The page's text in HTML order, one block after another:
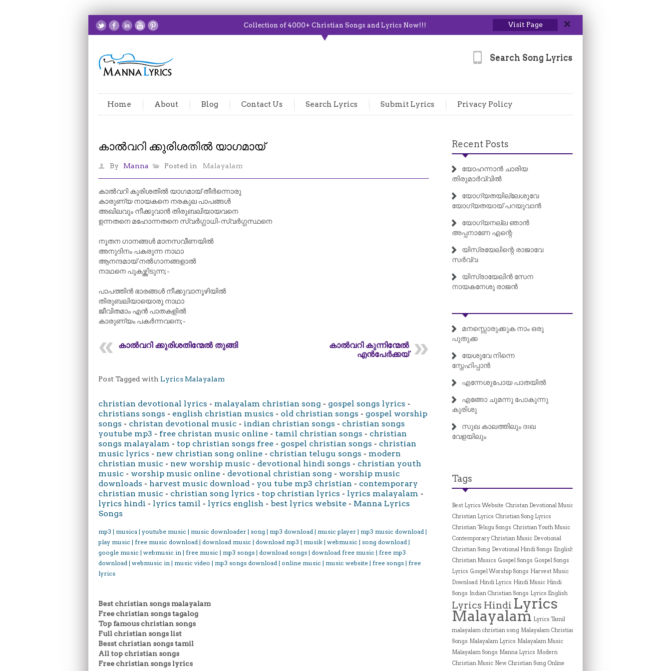
Collection of 4000+ Christian Songs and Lyrics Now!!! Visit Page
Search Song Lyrics
Home About Blog Contact Us Search Lyrics Submit Lyrics Privacy Policy
കാൽവറി ക്കുരിശതിൽ യാഗമായ്
By Manna Posted in Malayalam
കാൽവറി കുരിശതിൽ യാഗമായ് തീർന്നൊരു
കാരുണ്യ നായകനെ നരകുല പാപങ്ങൾ
അഖിലവും നീക്കുവാൻ തിരുബലിയായവനെ
ഉന്നതനെ മഹോന്നതനെ സ്വർഗ്ഗാധി-സ്വർഗ്ഗസ്ഥനെ
നൂതന ഗാനങ്ങൾ മാനസവീണയിൽ
അനുദിനം പകരുന്ന നാഥാ
ആനന്ദമായ് നൽഗാനങ്ങളാൽ
നാഥനെ പുകഴ്ത്തിടുന്ന;-
പാപത്തിൻ ഭാരങ്ങൾ നീക്കുവാനൂഴിയിൽ
തിരുബലിയായൊരു നാഥാ
ജീവിതമാം എൻ പാതകളിൽ
കാരുണ്യം പകർന്നവനെ;-
കാൽവറി ക്കുരിശതിന്മേൽ തുങ്ങി
കാൽവറി കുന്നിന്മേൽ
എൻപേർക്കയ്
Post Tagged with Lyrics Malayalam
christian devotional lyrics - malayalam christian song - gospel songs lyrics -
christians songs - english christian musics - old christian songs - gospel worship
songs - christan devotional music - indian christian songs - christian songs
youtube mp3 - free christan music online - tamil christian songs - christian
songs malayalam - top christian songs free - gospel christian songs - christian
music lyrics - new christian song online - christian telugu songs - modern
christian music - new worship music - devotional hindi songs - christian youth
music - worship music online - devotional christian song - worship music
downloads - harvest music download - you tube mp3 christian - contemporary
christian music - christian song lyrics - top christian lyrics - lyrics malayalam -
lyrics hindi - lyrics tamil - lyrics english - best lyrics website - Manna Lyrics
Songs
mp3 | musica | youtube music | music downloader | song | mp3 download | music player | mp3 music download |
play music | free music download | download music | download mp3 | musik | webmusic | song download |
google music | webmusic in | free music | mp3 songs | download songs | download free music | free mp3
download | webmusic in | music video | mp3 songs download | online music | music website | free songs | free
lyrics
Best christian songs malayalam
Free christian songs tagalog
Top famous christian songs
Full christian songs list
Besst christian songs tamil
All top christian songs
Free christian songs lyrics
Recent Posts
യോഹന്നാൻ ചാരിയ
തിരുമാർവ്വിൽ
യോഗ്യതയില്ലേശുവേ
യോഗ്യതയായ് പറയുവാൻ
യോഗ്യനല്ല ഞാൻ
അപ്പനാണേ എന്റെ
യിസ്രയേലിന്റെ രാജാവേ
സർവ്വ
യിസ്രായേലിൻ സേന
നായകനേശു രാജൻ
മനസ്സൊരുക്കുക നാം ഒരു
പുതുക്ക
യേശുവേ നിന്നെ
സ്നേഹിപ്പാൻ
എന്നേശുപോയ പാതയിൽ
എങ്ങോ ചുമന്നു പോകുന്നു
കുരിശു
സുഖ കാലത്തിലും ദഃഖ
വേളയിലും
Tags
Best Lyrics Website Christan Devotional Music
Christian Lyrics Christian Song Lyrics
Christian Telugu Songs Christian Youth Music
Contemporary Christian Music Devotional
Christian Song Devotional Hindi Songs English
Christian Musics Gospel Songs Gospel Songs
Lyrics Gospel Worship Songs Harvest Music
Download Hindi Lyrics Hindi Music Hindi
Songs Indian Christian Songs Lyrics English
Lyrics Hindi Lyrics
Malayalam Lyrics Tamil
malayalam christian song Malayalam Christian
Songs Malayalam Lyrics Malayalam Music
Malayalam Songs Manna Lyrics Modern
Christian Music New Christian Song Online